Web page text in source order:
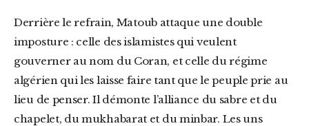
Derrière le refrain, Matoub attaque une double
imposture : celle des islamistes qui veulent
gouverner au nom du Coran, et celle du régime
algérien qui les laisse faire tant que le peuple prie au
lieu de penser. Il démonte l’alliance du sabre et du
chapelet, du mukhabarat et du minbar. Les uns